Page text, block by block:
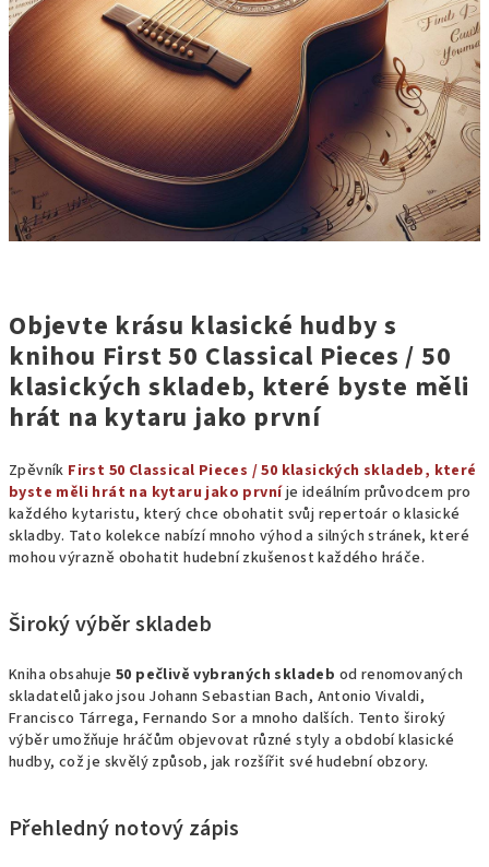
Objevte krásu klasické hudby s
knihou First 50 Classical Pieces / 50
klasických skladeb, které byste měli
hrát na kytaru jako první
Zpěvník First 50 Classical Pieces / 50 klasických skladeb, které
byste měli hrát na kytaru jako prvníje ideálním průvodcem pro
každého kytaristu, který chce obohatit svůj repertoár o klasické
skladby. Tato kolekce nabízí mnoho výhod a silných stránek, které
mohou výrazně obohatit hudební zkušenost každého hráče.
Široký výběr skladeb
Kniha obsahuje 50 pečlivě vybraných skladeb od renomovaných
skladatelů jako jsou Johann Sebastian Bach, Antonio Vivaldi,
Francisco Tárrega, Fernando Sor a mnoho dalších. Tento široký
výběr umožňuje hráčům objevovat různé styly a období klasické
hudby, což je skvělý způsob, jak rozšířit své hudební obzory.
Přehledný notový zápis